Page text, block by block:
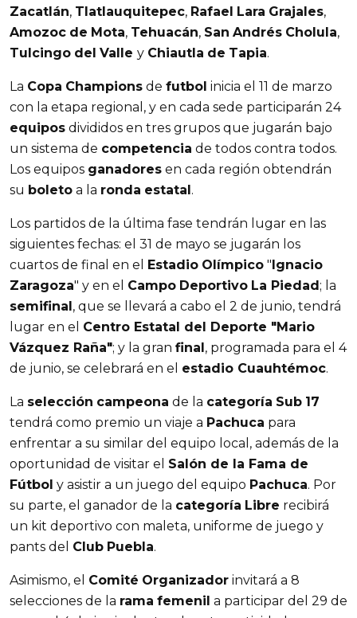
Zacatlán, Tlatlauquitepec, Rafael Lara Grajales,
Amozoc de Mota, Tehuacán, San Andrés Cholula,
Tulcingo del Valle y Chiautla de Tapia.
La Copa Champions de futbol inicia el 11 de marzo
con la etapa regional, y en cada sede participarán 24
equipos divididos en tres grupos que jugarán bajo
un sistema de competencia de todos contra todos.
Los equipos ganadores en cada región obtendrán
su boleto a la ronda estatal .
Los partidos de la última fase tendrán lugar en las
siguientes fechas: el 31 de mayo se jugarán los
cuartos de final en el
Estadio Olímpico " Ignacio
Zaragoza" y en el Campo Deportivo La Piedad ; la
semifinal , que se llevará a cabo el 2 de junio, tendrá
lugar en el Centro Estatal del Deporte "Mario
Vázquez Raña"; y la gran final , programada para el 4
de junio, se celebrará en el estadio Cuauhtémoc.
La selección campeona de la categoría Sub 17
tendrá como premio un viaje a Pachuca para
enfrentar a su similar del equipo local, además de la
oportunidad de visitar el Salón de la Fama de
Fútbol y asistir a un juego del equipo Pachuca. Por
su parte, el ganador de la categoría Libre recibirá
un kit deportivo con maleta, uniforme de juego y
pants del Club Puebla.
Asimismo, el Comité Organizador invitará a 8
selecciones de la rama femenil a participar del 29 de